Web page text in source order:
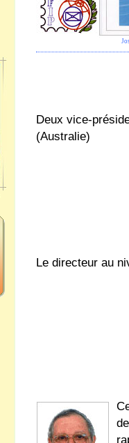
Deux vice-
(Australie)
Le directeur au